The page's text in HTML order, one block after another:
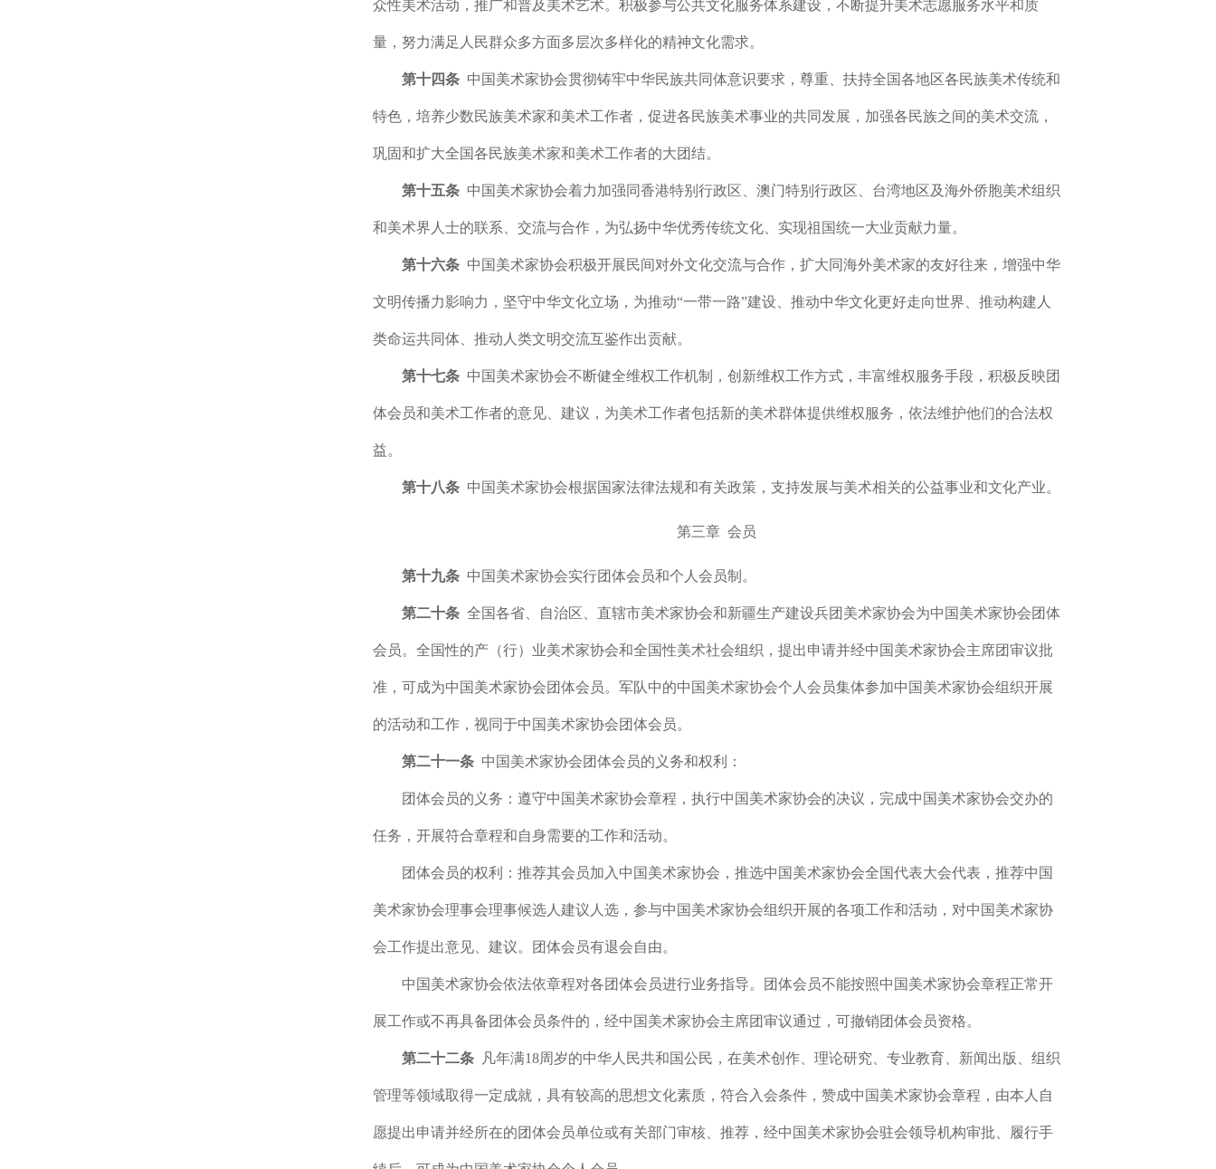
众性美术活动，推广和普及美术艺术。积极参与公共文化服务体系建设，不断提升美术志愿服务水平和质
量，努力满足人民群众多方面多层次多样化的精神文化需求。
第十四条 中国美术家协会贯彻铸牢中华民族共同体意识要求，尊重、扶持全国各地区各民族美术传统和
特色，培养少数民族美术家和美术工作者，促进各民族美术事业的共同发展，加强各民族之间的美术交流，
巩固和扩大全国各民族美术家和美术工作者的大团结。
第十五条 中国美术家协会着力加强同香港特别行政区、澳门特别行政区、台湾地区及海外侨胞美术组织
和美术界人士的联系、交流与合作，为弘扬中华优秀传统文化、实现祖国统一大业贡献力量。
第十六条 中国美术家协会积极开展民间对外文化交流与合作，扩大同海外美术家的友好往来，增强中华
文明传播力影响力，坚守中华文化立场，为推动“一带一路”建设、推动中华文化更好走向世界、推动构建人
类命运共同体、推动人类文明交流互鉴作出贡献。
第十七条 中国美术家协会不断健全维权工作机制，创新维权工作方式，丰富维权服务手段，积极反映团
体会员和美术工作者的意见、建议，为美术工作者包括新的美术群体提供维权服务，依法维护他们的合法权
益。
第十八条 中国美术家协会根据国家法律法规和有关政策，支持发展与美术相关的公益事业和文化产业。
第三章 会员
第十九条 中国美术家协会实行团体会员和个人会员制。
第二十条 全国各省、自治区、直辖市美术家协会和新疆生产建设兵团美术家协会为中国美术家协会团体
会员。全国性的产（行）业美术家协会和全国性美术社会组织，提出申请并经中国美术家协会主席团审议批
准，可成为中国美术家协会团体会员。军队中的中国美术家协会个人会员集体参加中国美术家协会组织开展
的活动和工作，视同于中国美术家协会团体会员。
第二十一条 中国美术家协会团体会员的义务和权利：
团体会员的义务：遵守中国美术家协会章程，执行中国美术家协会的决议，完成中国美术家协会交办的
任务，开展符合章程和自身需要的工作和活动。
团体会员的权利：推荐其会员加入中国美术家协会，推选中国美术家协会全国代表大会代表，推荐中国
美术家协会理事会理事候选人建议人选，参与中国美术家协会组织开展的各项工作和活动，对中国美术家协
会工作提出意见、建议。团体会员有退会自由。
中国美术家协会依法依章程对各团体会员进行业务指导。团体会员不能按照中国美术家协会章程正常开
展工作或不再具备团体会员条件的，经中国美术家协会主席团审议通过，可撤销团体会员资格。
第二十二条 凡年满18周岁的中华人民共和国公民，在美术创作、理论研究、专业教育、新闻出版、组织
管理等领域取得一定成就，具有较高的思想文化素质，符合入会条件，赞成中国美术家协会章程，由本人自
愿提出申请并经所在的团体会员单位或有关部门审核、推荐，经中国美术家协会驻会领导机构审批、履行手